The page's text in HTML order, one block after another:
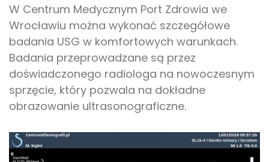
W Centrum Medycznym Port Zdrowia we
Wrocławiu można wykonać szczegółowe
badania USG w komfortowych warunkach.
Badania przeprowadzane są przez
doświadczonego radiologa na nowoczesnym
sprzęcie, który pozwala na dokładne
obrazowanie ultrasonograficzne.